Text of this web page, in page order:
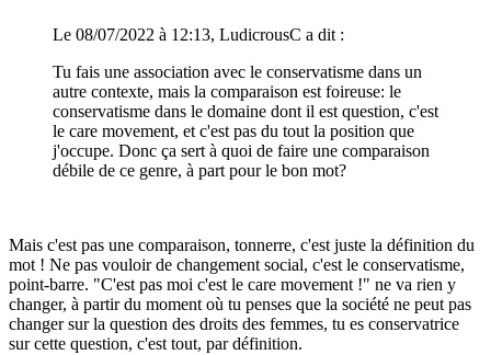
Le 08/07/2022 à 12:13, LudicrousC a dit :
Tu fais une association avec le conservatisme dans un
autre contexte, mais la comparaison est foireuse: le
conservatisme dans le domaine dont il est question, c'est
le care movement, et c'est pas du tout la position que
j'occupe. Donc ça sert à quoi de faire une comparaison
débile de ce genre, à part pour le bon mot?
Mais c'est pas une comparaison, tonnerre, c'est juste la définition du
mot ! Ne pas vouloir de changement social, c'est le conservatisme,
point-barre. "C'est pas moi c'est le care movement !" ne va rien y
changer, à partir du moment où tu penses que la société ne peut pas
changer sur la question des droits des femmes, tu es conservatrice
sur cette question, c'est tout, par définition.